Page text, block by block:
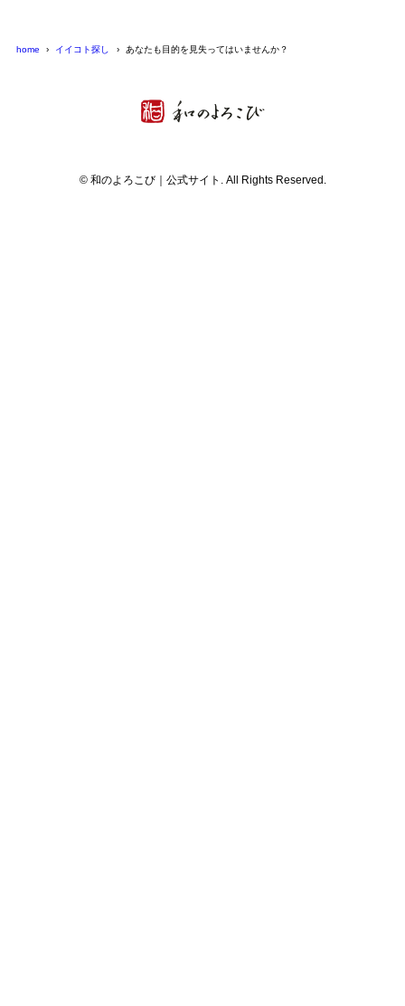
home イイコト探し あなたも目的を見失ってはいませんか？
© 和のよろこび｜公式サイト. All Rights Reserved.